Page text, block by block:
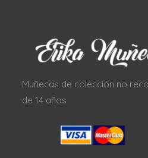
Muñecas de colección no
de 14 años